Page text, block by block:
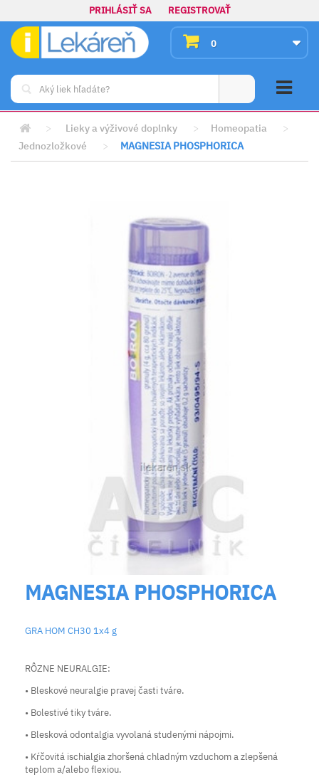
PRIHLÁSIŤ SA REGISTROVAŤ
0
> Lieky a výživové doplnky > Homeopatia
>
Jednozložkové
> MAGNESIA PHOSPHORICA
MAGNESIA PHOSPHORICA
GRA HOM CH30 1x4 g
RÔZNE NEURALGIE:
• Bleskové neuralgie pravej časti tváre.
• Bolestivé tiky tváre.
• Blesková odontalgia vyvolaná studenými nápojmi.
• Kŕčovitá ischialgia zhoršená chladným vzduchom a zlepšená
teplom a/alebo flexiou.